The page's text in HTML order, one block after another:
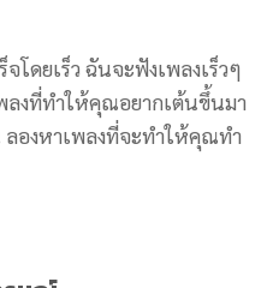
จโดยเร็ว ฉันจะฟังเพลงเร็วๆ
ลงที่ทำให้คุณอยากเต้นขึ้นมา
ลองหาเพลงที่จะทำให้คุณทำ